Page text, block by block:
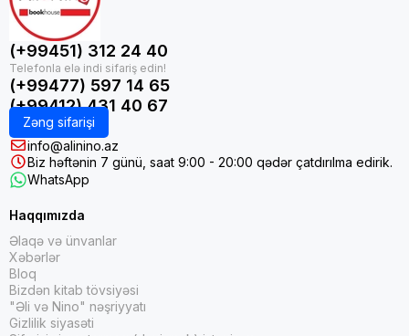
(+99451) 312 24 40
(+99477) 597 14 65
(+99412) 431 40 67
Zəng sifarişi
info@alinino.az
Biz həftənin 7 günü, saat 9:00 - 20:00 qədər çatdırılma edirik.
WhatsApp
Haqqımızda
Əlaqə və ünvanlar
Xəbərlər
Bloq
Bizdən kitab tövsiyəsi
"Əli və Nino" nəşriyyatı
Gizlilik siyasəti